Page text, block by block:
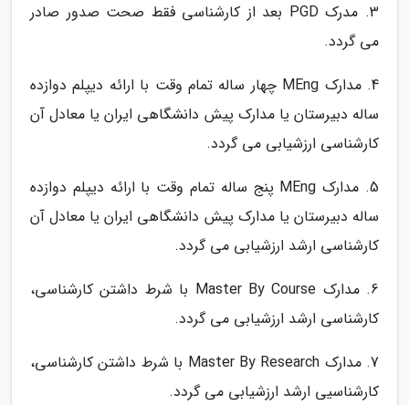
3. مدرک PGD بعد از کارشناسی فقط صحت صدور صادر
می گردد.
4. مدارک MEng چهار ساله تمام وقت با ارائه دیپلم دوازده
ساله دبیرستان یا مدارک پیش دانشگاهی ایران یا معادل آن
کارشناسی ارزشیابی می گردد.
5. مدارک MEng پنج ساله تمام وقت با ارائه دیپلم دوازده
ساله دبیرستان یا مدارک پیش دانشگاهی ایران یا معادل آن
کارشناسی ارشد ارزشیابی می گردد.
6. مدارک Master By Course با شرط داشتن کارشناسی،
کارشناسی ارشد ارزشیابی می گردد.
7. مدارک Master By Research با شرط داشتن کارشناسی،
کارشناسیی ارشد ارزشیابی می گردد.